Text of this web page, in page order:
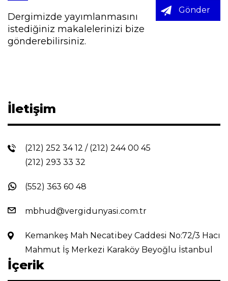
Gönder
Dergimizde yayımlanmasını
istediğiniz makalelerinizi bize
gönderebilirsiniz.
İletişim
(212) 252 34 12 / (212) 244 00 45
(212) 293 33 32
(552) 363 60 48
mbhud@vergidunyasi.com.tr
Kemankeş Mah Necatibey Caddesi No:72/3 Hacı
Mahmut İş Merkezi Karaköy Beyoğlu İstanbul
İçerik